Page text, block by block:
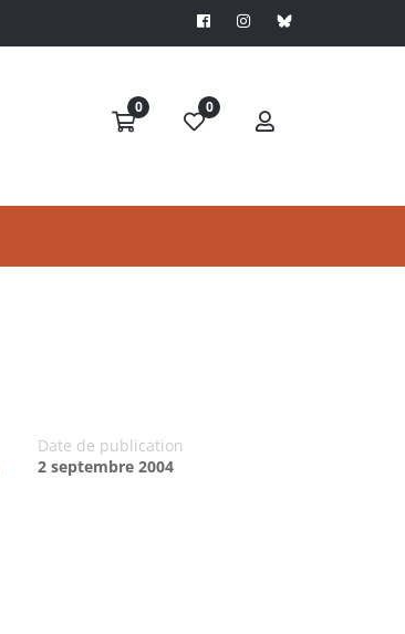
0 0
Date de publication
2 septembre 2004